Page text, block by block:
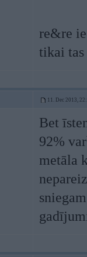
re&re
tikai
11. Dec 2013,
Bet
92%
metāla